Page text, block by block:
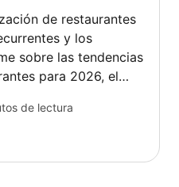
de restaurantes
y los
sobre las tendencias
para 2026, el
en los que
programa de
de lectura